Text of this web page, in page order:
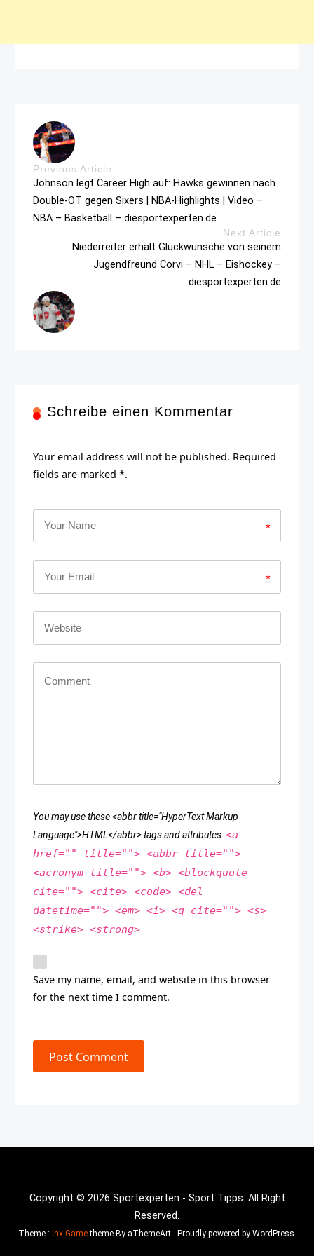
Previous Article
Johnson legt Career High auf: Hawks gewinnen nach
Double-OT gegen Sixers | NBA-Highlights | Video –
NBA – Basketball – diesportexperten.de
Next Article
Niederreiter erhält Glückwünsche von seinem
Jugendfreund Corvi – NHL – Eishockey –
diesportexperten.de
Schreibe einen Kommentar
Your email address will not be published. Required
fields are marked *.
*
*
You may use these <abbr title="HyperText Markup
Language">HTML</abbr> tags and attributes:<a
href="" title=""> <abbr title="">
<acronym title=""> <b> <blockquote
cite=""> <cite> <code> <del
datetime=""> <em> <i> <q cite=""> <s>
<strike> <strong>
Save my name, email, and website in this browser
for the next time I comment.
Post Comment
Copyright © 2026 Sportexperten - Sport Tipps. All Right
Reserved.
Theme : Inx Gametheme By aThemeArt - Proudly powered by WordPress.